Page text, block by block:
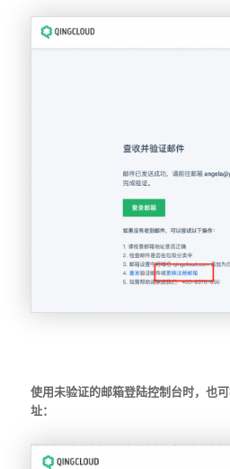
使用未验证的邮箱登陆控制台时，也
址：